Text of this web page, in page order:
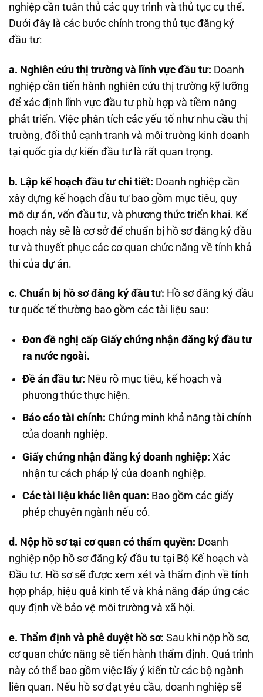
nghiệp cần tuân thủ các quy trình và thủ tục cụ thể.
Dưới đây là các bước chính trong thủ tục đăng ký
đầu tư:
a. Nghiên cứu thị trường và lĩnh vực đầu tư: Doanh
nghiệp cần tiến hành nghiên cứu thị trường kỹ lưỡng
để xác định lĩnh vực đầu tư phù hợp và tiềm năng
phát triển. Việc phân tích các yếu tố như nhu cầu thị
trường, đối thủ cạnh tranh và môi trường kinh doanh
tại quốc gia dự kiến đầu tư là rất quan trọng.
b. Lập kế hoạch đầu tư chi tiết: Doanh nghiệp cần
xây dựng kế hoạch đầu tư bao gồm mục tiêu, quy
mô dự án, vốn đầu tư, và phương thức triển khai. Kế
hoạch này sẽ là cơ sở để chuẩn bị hồ sơ đăng ký đầu
tư và thuyết phục các cơ quan chức năng về tính khả
thi của dự án.
c. Chuẩn bị hồ sơ đăng ký đầu tư: Hồ sơ đăng ký đầu
tư quốc tế thường bao gồm các tài liệu sau:
Đơn đề nghị cấp Giấy chứng nhận đăng ký đầu tư
ra nước ngoài.
Đề án đầu tư: Nêu rõ mục tiêu, kế hoạch và
phương thức thực hiện.
Báo cáo tài chính: Chứng minh khả năng tài chính
của doanh nghiệp.
Giấy chứng nhận đăng ký doanh nghiệp: Xác
nhận tư cách pháp lý của doanh nghiệp.
Các tài liệu khác liên quan: Bao gồm các giấy
phép chuyên ngành nếu có.
d. Nộp hồ sơ tại cơ quan có thẩm quyền: Doanh
nghiệp nộp hồ sơ đăng ký đầu tư tại Bộ Kế hoạch và
Đầu tư. Hồ sơ sẽ được xem xét và thẩm định về tính
hợp pháp, hiệu quả kinh tế và khả năng đáp ứng các
quy định về bảo vệ môi trường và xã hội.
e. Thẩm định và phê duyệt hồ sơ: Sau khi nộp hồ sơ,
cơ quan chức năng sẽ tiến hành thẩm định. Quá trình
này có thể bao gồm việc lấy ý kiến từ các bộ ngành
liên quan. Nếu hồ sơ đạt yêu cầu, doanh nghiệp sẽ